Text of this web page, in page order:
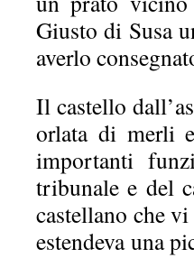
Giusto di Susa
averlo
Il castello
orlata di merli
importanti
tribunale e del
castellano che
estendeva una